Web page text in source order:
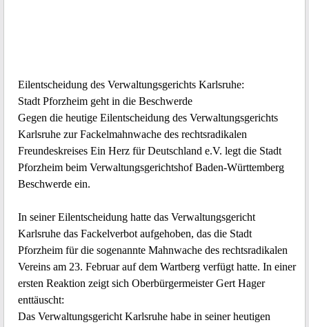
Eilentscheidung des Verwaltungsgerichts Karlsruhe:
Stadt Pforzheim geht in die Beschwerde
Gegen die heutige Eilentscheidung des Verwaltungsgerichts
Karlsruhe zur Fackelmahnwache des rechtsradikalen
Freundeskreises Ein Herz für Deutschland e.V. legt die Stadt
Pforzheim beim Verwaltungsgerichtshof Baden-Württemberg
Beschwerde ein.
In seiner Eilentscheidung hatte das Verwaltungsgericht
Karlsruhe das Fackelverbot aufgehoben, das die Stadt
Pforzheim für die sogenannte Mahnwache des rechtsradikalen
Vereins am 23. Februar auf dem Wartberg verfügt hatte. In einer
ersten Reaktion zeigt sich Oberbürgermeister Gert Hager
enttäuscht:
Das Verwaltungsgericht Karlsruhe habe in seiner heutigen